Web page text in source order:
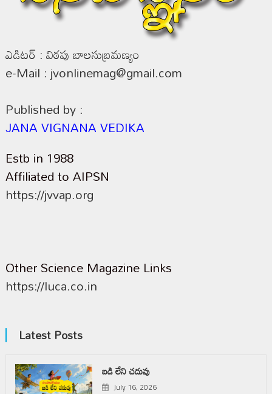
ఎడిటర్ : విఠపు బాలసుబ్రమణ్యం
e-Mail : jvonlinemag@gmail.com
Published by :
JANA VIGNANA VEDIKA
Estb in 1988
Affiliated to AIPSN
https://jvvap.org
Other Science Magazine Links
https://luca.co.in
Latest Posts
బడి లేని చదువు
July 16, 2026